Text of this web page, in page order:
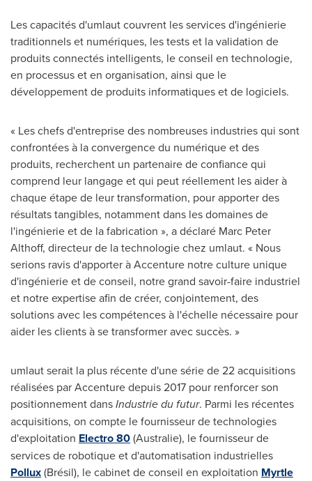
Les capacités d'umlaut couvrent les services d'ingénierie
traditionnels et numériques, les tests et la validation de
produits connectés intelligents, le conseil en technologie,
en processus et en organisation, ainsi que le
développement de produits informatiques et de logiciels.
« Les chefs d'entreprise des nombreuses industries qui sont
confrontées à la convergence du numérique et des
produits, recherchent un partenaire de confiance qui
comprend leur langage et qui peut réellement les aider à
chaque étape de leur transformation, pour apporter des
résultats tangibles, notamment dans les domaines de
l'ingénierie et de la fabrication », a déclaré Marc Peter
Althoff, directeur de la technologie chez umlaut. « Nous
serions ravis d'apporter à Accenture notre culture unique
d'ingénierie et de conseil, notre grand savoir-faire industriel
et notre expertise afin de créer, conjointement, des
solutions avec les compétences à l'échelle nécessaire pour
aider les clients à se transformer avec succès. »
umlaut serait la plus récente d'une série de 22 acquisitions
réalisées par Accenture depuis 2017 pour renforcer son
positionnement dansIndustrie du futur. Parmi les récentes
acquisitions, on compte le fournisseur de technologies
d'exploitation Electro 80(Australie), le fournisseur de
services de robotique et d'automatisation industrielles
Pollux(Brésil), le cabinet de conseil en exploitation Myrtle